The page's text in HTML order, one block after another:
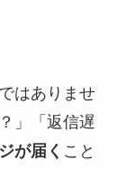
はありませ
」「返信遅
が届く こと